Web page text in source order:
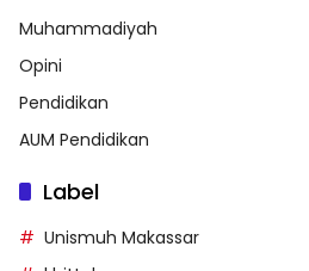
Muhammadiyah
Opini
Pendidikan
AUM Pendidikan
Label
Unismuh Makassar